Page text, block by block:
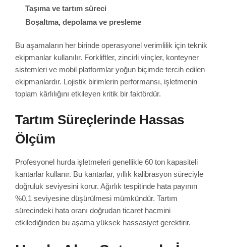
Taşıma ve tartım süreci
Boşaltma, depolama ve presleme
Bu aşamaların her birinde operasyonel verimlilik için teknik
ekipmanlar kullanılır. Forkliftler, zincirli vinçler, konteyner
sistemleri ve mobil platformlar yoğun biçimde tercih edilen
ekipmanlardır. Lojistik birimlerin performansı, işletmenin
toplam kârlılığını etkileyen kritik bir faktördür.
Tartım Süreçlerinde Hassas
Ölçüm
Profesyonel hurda işletmeleri genellikle 60 ton kapasiteli
kantarlar kullanır. Bu kantarlar, yıllık kalibrasyon süreciyle
doğruluk seviyesini korur. Ağırlık tespitinde hata payının
%0,1 seviyesine düşürülmesi mümkündür. Tartım
sürecindeki hata oranı doğrudan ticaret hacmini
etkilediğinden bu aşama yüksek hassasiyet gerektirir.